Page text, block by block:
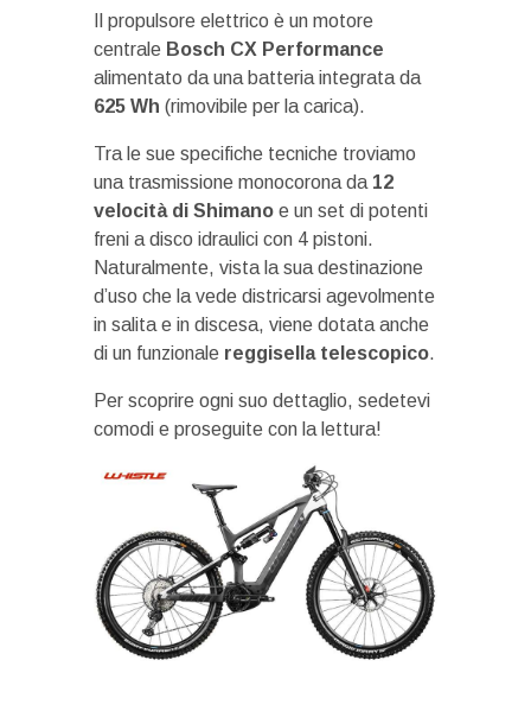
Il propulsore elettrico è un motore
centrale Bosch CX Performance
alimentato da una batteria integrata da
625 Wh (rimovibile per la carica).
Tra le sue specifiche tecniche troviamo
una trasmissione monocorona da 12
velocità di Shimano e un set di potenti
freni a disco idraulici con 4 pistoni.
Naturalmente, vista la sua destinazione
d’uso che la vede districarsi agevolmente
in salita e in discesa, viene dotata anche
di un funzionale reggisella telescopico.
Per scoprire ogni suo dettaglio, sedetevi
comodi e proseguite con la lettura!